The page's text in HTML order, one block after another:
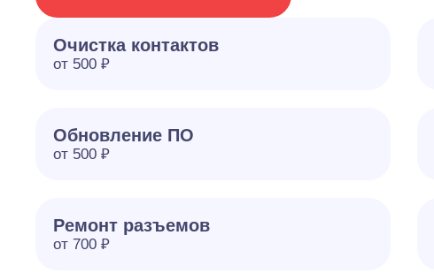
Очистка контактов
от 500 ₽
Обновление ПО
от 500 ₽
Ремонт разъемов
от 700 ₽